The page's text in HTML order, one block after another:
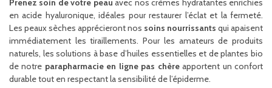
Prenez soin de votre peau avec nos crèmes hydratantes enrichies
en acide hyaluronique, idéales pour restaurer l’éclat et la fermeté.
Les peaux sèches apprécieront nos soins nourrissants qui apaisent
immédiatement les tiraillements. Pour les amateurs de produits
naturels, les solutions à base d’huiles essentielles et de plantes bio
de notre parapharmacie en ligne pas chèreapportent un confort
durable tout en respectant la sensibilité de l’épiderme.